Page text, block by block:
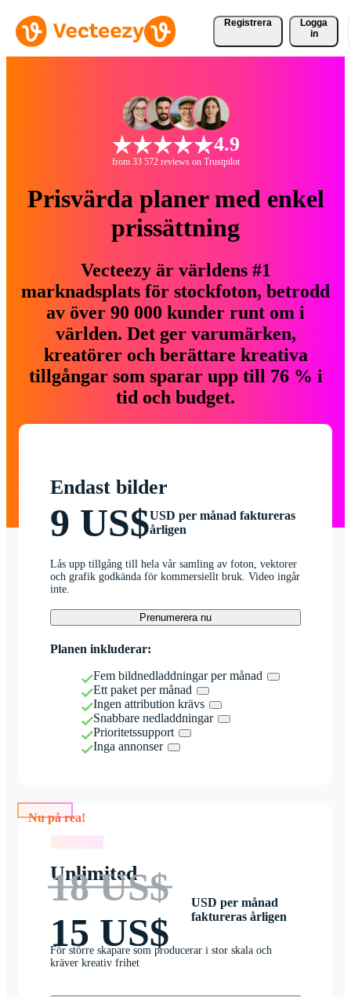
Registrera
Logga
in
4.9
from 33 572 reviews on Trustpilot
Prisvärda planer med enkel
prissättning
Vecteezy är världens #1
marknadsplats för stockfoton, betrodd
av över 90 000 kunder runt om i
världen. Det ger varumärken,
kreatörer och berättare kreativa
tillgångar som sparar upp till 76 % i
tid och budget.
Endast bilder
9 US$USD per månad faktureras
årligen
Lås upp tillgång till hela vår samling av foton, vektorer
och grafik godkända för kommersiellt bruk. Video ingår
inte.
Prenumerera nu
Planen inkluderar:
Fem bildnedladdningar per månad
Ett paket per månad
Ingen attribution krävs
Snabbare nedladdningar
Prioritetssupport
Inga annonser
Nu på rea!
Unlimited
18 US$
15 US$
USD per månad
faktureras årligen
För större skapare som producerar i stor skala och
kräver kreativ frihet